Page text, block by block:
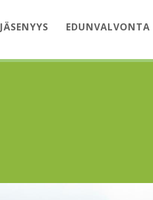
JÄSENYYS EDUNVALVONTA